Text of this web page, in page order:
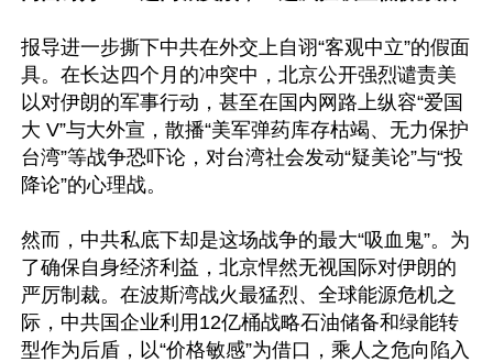
报导进一步撕下中共在外交上自诩“客观中立”的假面
具。在长达四个月的冲突中，北京公开强烈谴责美
以对伊朗的军事行动，甚至在国内网路上纵容“爱国
大 V”与大外宣，散播“美军弹药库存枯竭、无力保护
台湾”等战争恐吓论，对台湾社会发动“疑美论”与“投
降论”的心理战。
然而，中共私底下却是这场战争的最大“吸血鬼”。为
了确保自身经济利益，北京悍然无视国际对伊朗的
严厉制裁。在波斯湾战火最猛烈、全球能源危机之
际，中共国企业利用12亿桶战略石油储备和绿能转
型作为后盾，以“价格敏感”为借口，乘人之危向陷入